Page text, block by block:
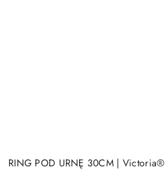
RING POD URNĘ 30CM | Victoria®